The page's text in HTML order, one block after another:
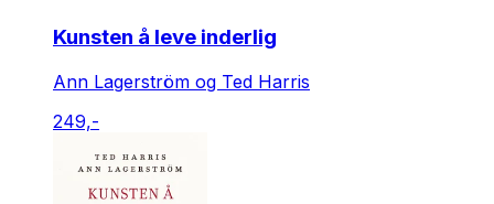
Kunsten å leve inderlig
Ann Lagerström og Ted Harris
249,-